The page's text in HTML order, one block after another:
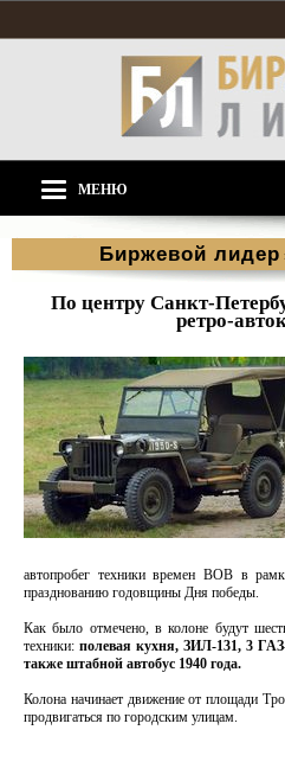
МЕНЮ
Биржевой лидер
По центру Санкт-
ретро-
автопробег техники времен ВОВ в
празднованию годовщины Дня победы.
Как было отмечено, в колоне будут
техники: полевая кухня, ЗИЛ-131, 3
также штабной автобус 1940 года.
Колона начинает движение от площади
продвигаться по городским улицам.